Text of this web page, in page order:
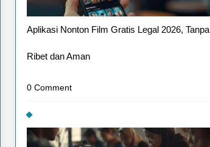
Aplikasi Nonton Film Gratis Legal 2026, Tanpa
Ribet dan Aman
0 Comment